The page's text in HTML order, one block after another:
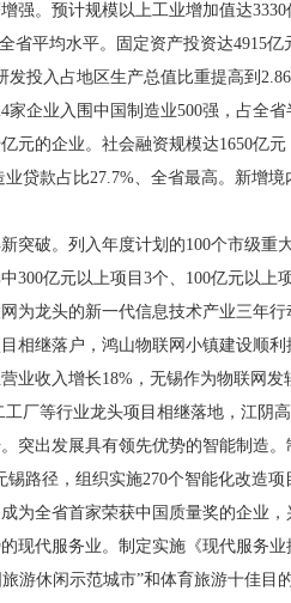
强。预计规模以上工业增加值达
省平均水平。固定资产投资达4915
投入占地区生产总值比重提高到
企业入围中国制造业500强，占全
元的企业。社会融资规模达1650亿
贷款占比27.7%、全省最高。新增
突破。列入年度计划的100个市级重
300亿元以上项目3个、100亿元以
为龙头的新一代信息技术产业三年
相继落户，鸿山物联网小镇建设顺
业收入增长18%，无锡作为物联网
厂等行业龙头项目相继落地，江阴
突出发展具有领先优势的智能制造
路径，组织实施270个智能化改造
为全省首家荣获中国质量奖的企业
现代服务业。制定实施《现代服务
游休闲示范城市”和体育旅游十佳